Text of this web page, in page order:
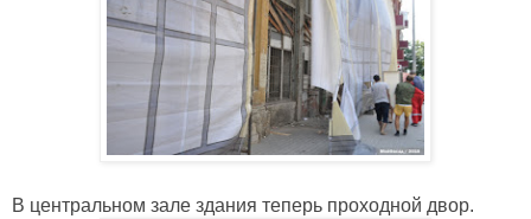
В центральном зале здания теперь проходной двор.